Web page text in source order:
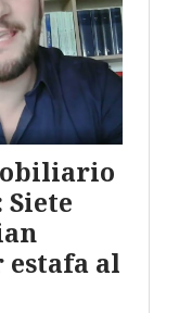
Siete
estafa al